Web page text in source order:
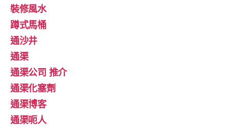
裝修風水
蹲式馬桶
通沙井
通渠
通渠公司 推介
通渠化塞劑
通渠博客
通渠呃人